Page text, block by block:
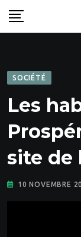
Skip
to
SOCIÉTÉ
Les
site de
10 NOVEMBRE